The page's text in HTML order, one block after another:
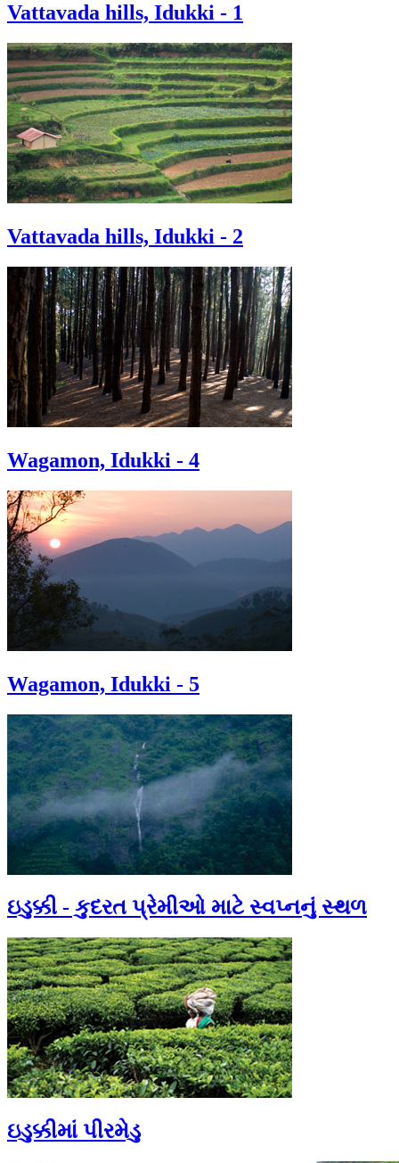
Vattavada hills, Idukki - 1
Vattavada hills, Idukki - 2
Wagamon, Idukki - 4
Wagamon, Idukki - 5
ઇડુક્કી - કુદરત પ્રેમીઓ માટે સ્વપ્નનું સ્થળ
ઇડુક્કીમાં પીરમેડુ